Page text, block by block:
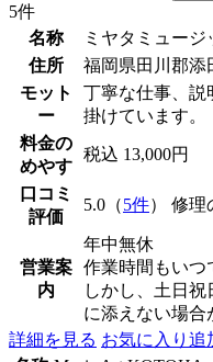
5件
名称
ミヤタミュージ
住所
福岡県田川郡添
モット
ー
丁寧な仕事、説
掛けています。
料金の
めやす
税込 13,000円
口コミ
評価
5.0（5件） 修理
営業案
内
年中無休
作業時間もいつ
しかし、土日
に添えない場合
詳細を見る お気に入り追